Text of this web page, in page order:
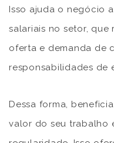
Isso ajuda o negócio
salariais no setor, que
oferta e demanda de
responsabilidades de
Dessa forma,
valor do seu trabalho